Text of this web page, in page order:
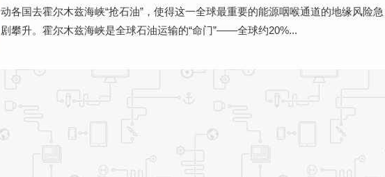
动各国去霍尔木兹海峡“抢石油”，使得这一全球最重要的能源咽喉通道的地缘风险急
剧攀升。霍尔木兹海峡是全球石油运输的“命门”——全球约20%...